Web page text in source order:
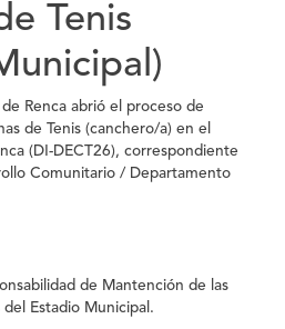
Tenis
Renca abrió el proceso de
de Tenis (canchero/a) en el
(DI-DECT26), correspondiente
Comunitario / Departamento
de Mantención de las
Estadio Municipal.